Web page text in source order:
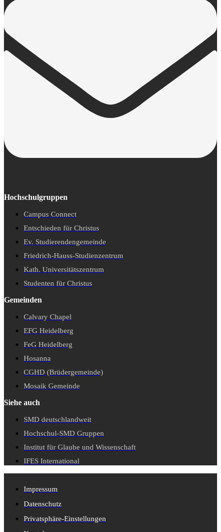
Hochschulgruppen
Campus Connect
Entschieden für Christus
Ev. Studierendengemeinde
Friedrich-Hauss-Studienzentrum
Kath. Universitätszentrum
Studenten für Christus
Gemeinden
Calvary Chapel
EFG Heidelberg
FeG Heidelberg
Hosanna
CGHD (Brüdergemeinde)
Mosaik Gemeinde
Siehe auch
SMD deutschlandweit
Hochschul-SMD Gruppen
Institut für Glaube und Wissenschaft
IFES International
Impressum
Datenschutz
Privatsphäre-Einstellungen